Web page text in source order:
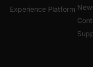
Experience Platform